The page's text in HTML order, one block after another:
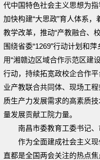
代中国特色社会主义思想为
加快构建“大思政”育人体系
教学改革，推动“产教融合、
围绕省委“1269”行动计划和
用“湘赣边区域合作示范区建
行动，持续拓宽政校企合作
业产教联合共同体、现场工
质生产力发展需求的高素质
量发展贡献工院力量。
南昌市委教育工委书记
作为全面建成社会主义
直都是全国两会关注的热点